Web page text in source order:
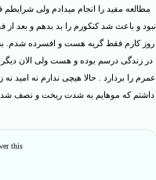
مطالعه مفید را انجام میدادم ولی شرایطم
نبود و باعث شد کنکورم را بد بدهم و بعد
روز کارم فقط گریه هست و افسرده شدم.
در زندگی درسم بوده و هست ولی الان دیگر
عمرم را بردارد . حالا هیچی ندارم نه
داشتم که موهایم به شدت ریخت و نصف شد و
this